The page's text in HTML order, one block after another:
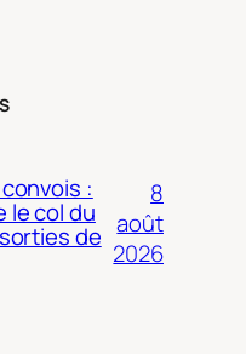
:
le col du
de
8
août
2026